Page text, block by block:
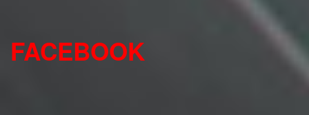
FACEBOOK